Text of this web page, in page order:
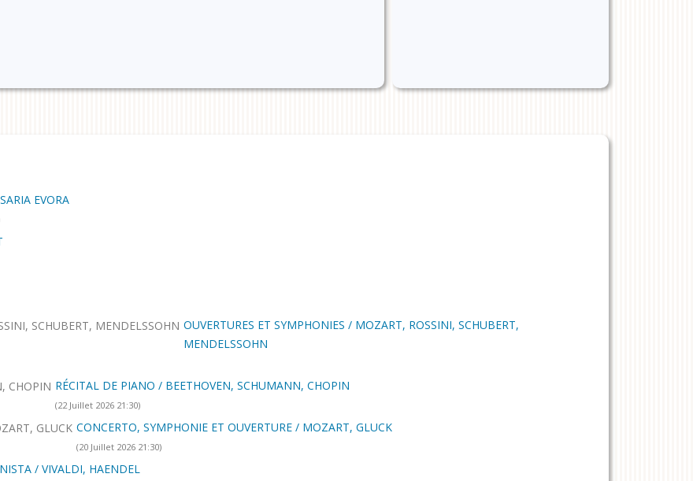
EVORA
OUVERTURES ET SYMPHONIES / MOZART, ROSSINI, SCHUBERT,
MENDELSSOHN
RÉCITAL DE PIANO / BEETHOVEN, SCHUMANN, CHOPIN
(22 Juillet 2026 21:30)
CONCERTO, SYMPHONIE ET OUVERTURE / MOZART, GLUCK
(20 Juillet 2026 21:30)
/ VIVALDI, HAENDEL